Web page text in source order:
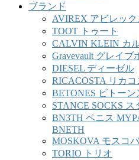
ブランド
AVIREX アビレック
TOOT トゥート
CALVIN KLEIN カ
Gravevault グレイブ
DIESEL ディーゼル
RICACOSTA リカコ
BETONES ビトーン
STANCE SOCKS ス
BN3TH ベニス
BNETH
MOSKOVA モスコバ
TORIO トリオ